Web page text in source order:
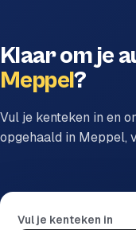
Klaar om je
Meppel?
Vul je kenteken in en
opgehaald in Meppel,
Vul je kenteken in